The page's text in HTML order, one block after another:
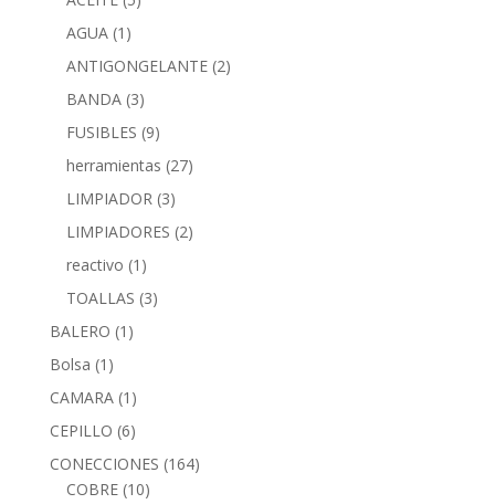
AGUA (1)
ANTIGONGELANTE (2)
BANDA (3)
FUSIBLES (9)
herramientas (27)
LIMPIADOR (3)
LIMPIADORES (2)
reactivo (1)
TOALLAS (3)
BALERO (1)
Bolsa (1)
CAMARA (1)
CEPILLO (6)
CONECCIONES (164)
COBRE (10)